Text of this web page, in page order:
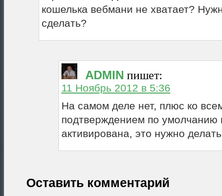
кошелька вебмани не хватает?
сделать?
ADMIN пишет:
11 Ноябрь 2012 в 5:36
На самом деле нет, плюс ко
подтверждением по умолчанию
активирована, это нужно
Оставить комментарий